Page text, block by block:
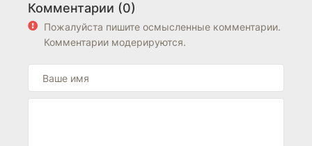
Комментарии (0)
Пожалуйста пишите осмысленные комментарии.
Комментарии модерируются.